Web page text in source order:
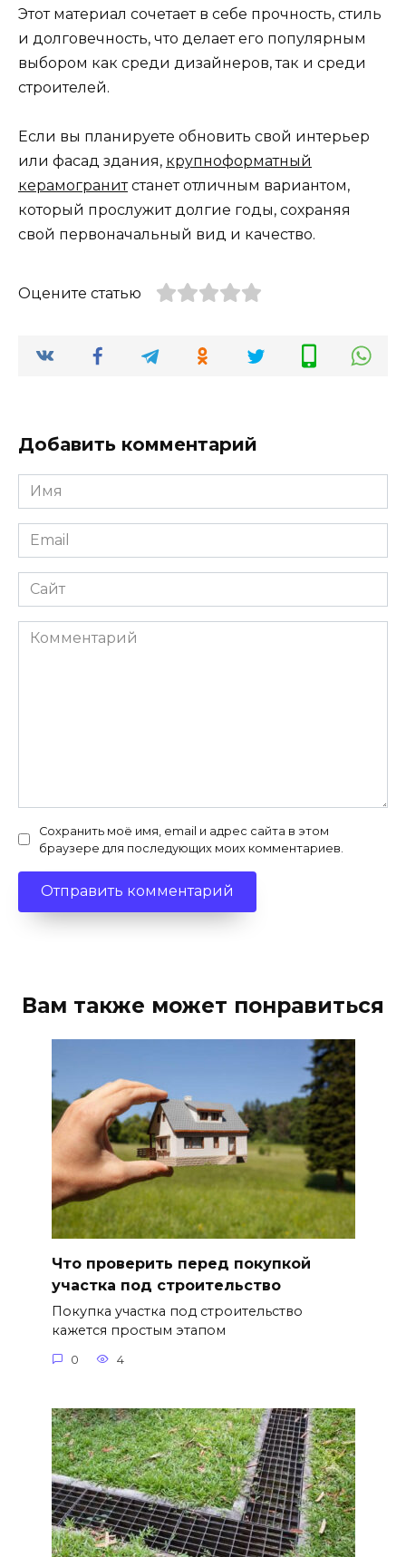
Этот материал сочетает в себе прочность, стиль
и долговечность, что делает его популярным
выбором как среди дизайнеров, так и среди
строителей.
Если вы планируете обновить свой интерьер
или фасад здания, крупноформатный
керамогранитстанет отличным вариантом,
который прослужит долгие годы, сохраняя
свой первоначальный вид и качество.
Оцените статью
Добавить комментарий
Имя
*
Email
*
Сайт
Комментарий
Сохранить моё имя, email и адрес сайта в этом
браузере для последующих моих комментариев.
Вам также может понравиться
Что проверить перед покупкой
участка под строительство
Покупка участка под строительство
кажется простым этапом
0 4